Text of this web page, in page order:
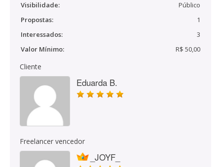
Visibilidade:
Público
Propostas:
1
Interessados:
3
Valor Mínimo:
R$ 50,00
Cliente
Eduarda B.
Freelancer vencedor
_JOYF_